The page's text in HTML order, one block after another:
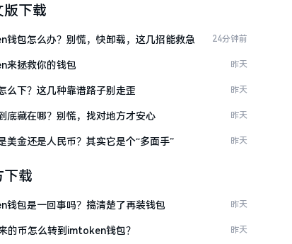
下载
钱包怎么办？别慌，快卸载，这几招能救急 24分钟前
来拯救你的钱包 昨天
么下？这几种靠谱路子别走歪 昨天
底藏在哪？别慌，找对地方才安心 昨天
美金还是人民币？其实它是个“多面手” 昨天
载
钱包是一回事吗？搞清楚了再装钱包 昨天
的币怎么转到imtoken钱包？ 昨天